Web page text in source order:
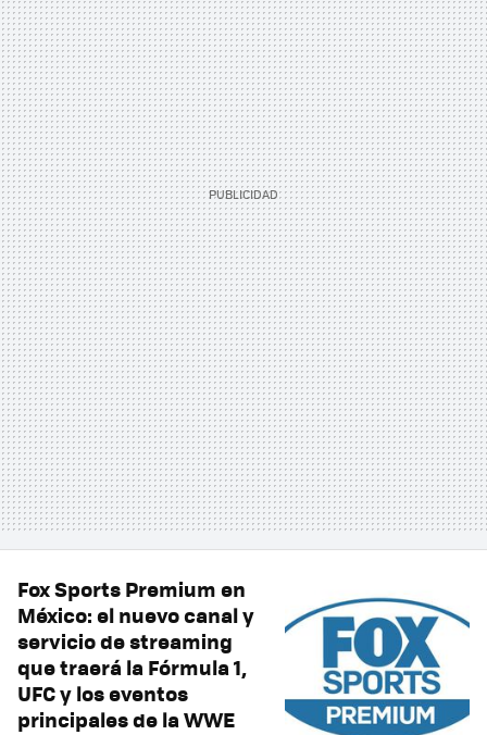
Fox Sports Premium en
México: el nuevo canal y
servicio de streaming
que traerá la Fórmula 1,
UFC y los eventos
principales de la WWE